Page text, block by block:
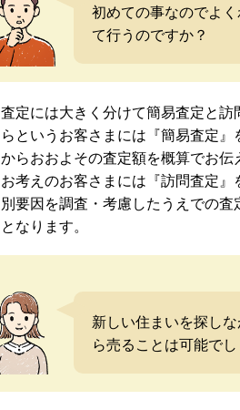
初めての事なのでよ
て行うのですか？
査定には大きく分けて簡易査定と
らというお客さまには『簡易査定
からおおよその査定額を概算でお
お考えのお客さまには『訪問査定
別要因を調査・考慮したうえでの
となります。
新しい住まいを探し
ら売ることは可能でし